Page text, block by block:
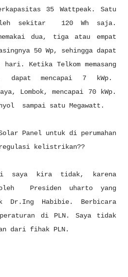
35 Wattpeak. Satu
sekitar 120 Wh saja.
dua, tiga atau empat
50 Wp, sehingga dapat
hari. Ketika Telkom memasang
dapat mencapai 7 kWp.
Lombok, mencapai 70 kWp.
sampai satu Megawatt.
Panel untuk di perumahan
kelistrikan??
saya kira tidak, karena
Presiden uharto yang
Dr.Ing Habibie. Berbicara
peraturan di PLN. Saya tidak
dari fihak PLN.